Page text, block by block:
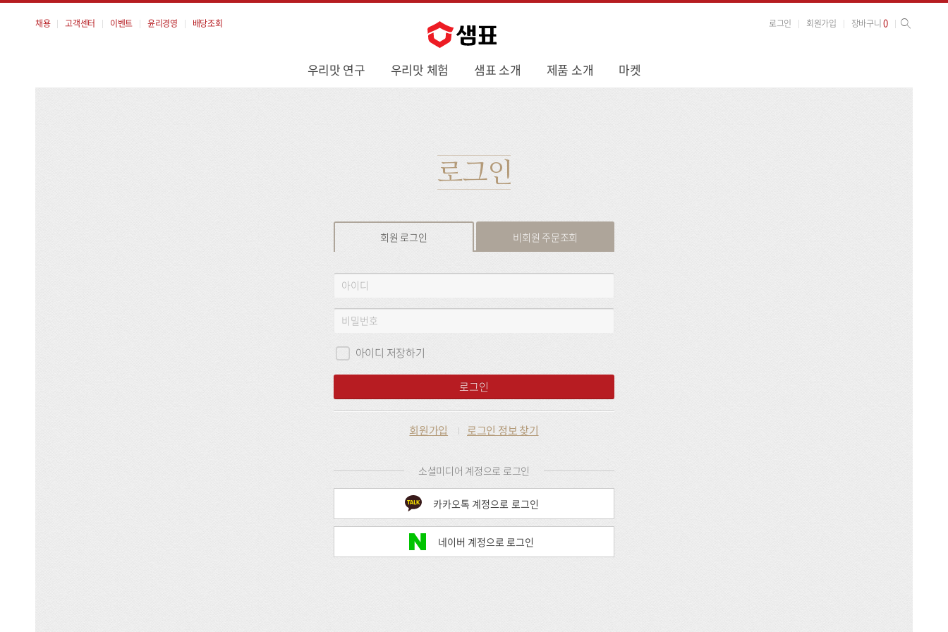
뉴
우리맛 연구 우리맛 체험 샘표 소개 제품 소개 마켓
채용 고객센터 이벤트 윤리경영 배당조회 로그인 회원가입 장바구니0 사이트 검색
로그인
회원 로그인 비회원 주문조회
회
로
그
인
아
디비
번
호
아이디 저장하기
로그인
회원가입 로그인 정보 찾기
소셜미디어 계정으로 로그인
카카오톡 계정으로 로그인
네이버 계정으로 로그인